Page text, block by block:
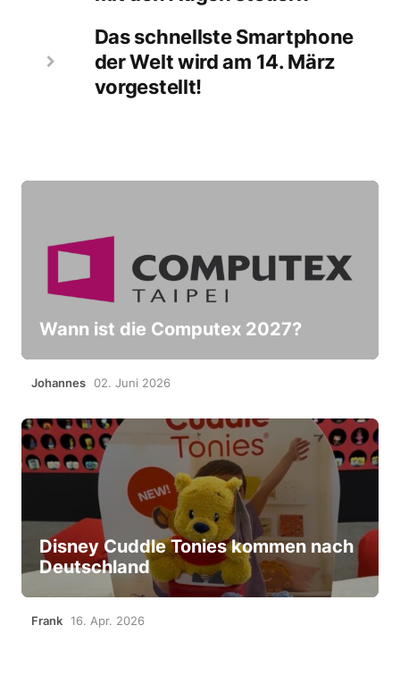
Das schnellste Smartphone
der Welt wird am 14. März
vorgestellt!
Wann ist die Computex 2027?
Johannes 02. Juni 2026
Disney Cuddle Tonies kommen nach
Deutschland
Frank 16. Apr. 2026